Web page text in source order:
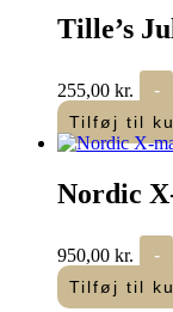
Tille’s
255,00 kr. -
Tilføj til
Nordic
950,00 kr. -
Tilføj til